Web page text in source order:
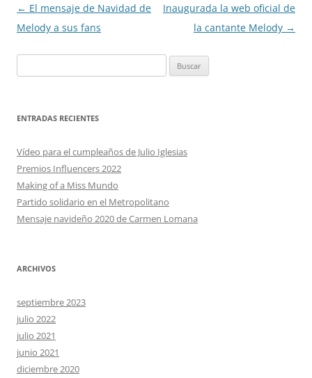
Navegación
de
← El mensaje de Navidad de
Melody a sus fans
Inaugurada la web oficial de
la cantante Melody →
ENTRADAS RECIENTES
Vídeo para el cumpleaños de Julio Iglesias
Premios Influencers 2022
Making of a Miss Mundo
Partido solidario en el Metropolitano
Mensaje navideño 2020 de Carmen Lomana
ARCHIVOS
septiembre 2023
julio 2022
julio 2021
junio 2021
diciembre 2020